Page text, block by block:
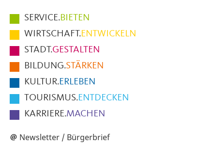
Hauptmenüpunkte
im
Fußbereich
der
Seite
SERVICE.BIETEN
WIRTSCHAFT.ENTWICKELN
STADT.GESTALTEN
BILDUNG.STÄRKEN
KULTUR.ERLEBEN
TOURISMUS.ENTDECKEN
KARRIERE.MACHEN
Newsletter / Bürgerbrief